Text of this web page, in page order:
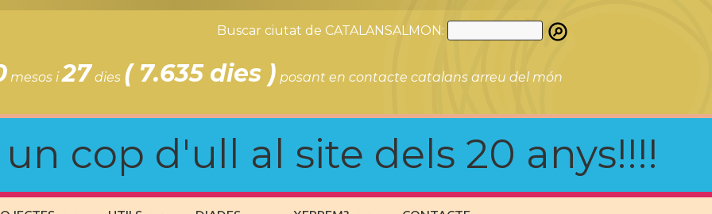
Buscar ciutat de CATALANSALMON:
mesos i27 dies ( 7.635 dies ) posant en contacte catalans arreu del món
cop d'ull al site dels 20 anys!!!!